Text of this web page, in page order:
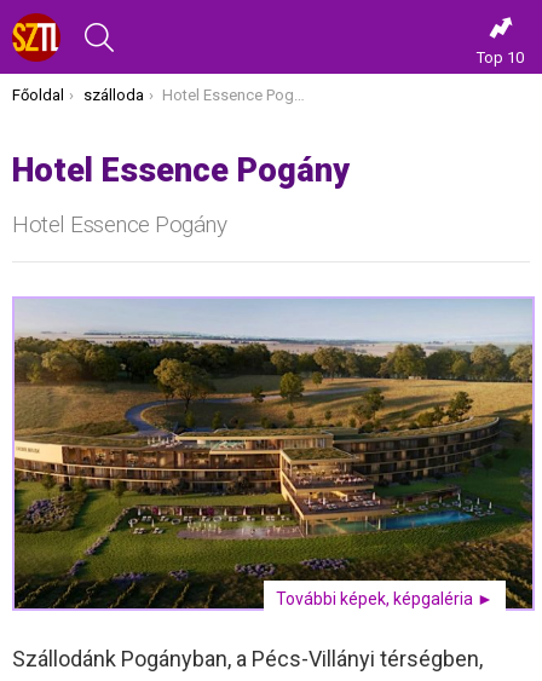
Top 10
Itt vagy most:
Főoldal szálloda Hotel Essence Pogány
Hotel Essence Pogány
Hotel Essence Pogány
További képek, képgaléria ►
Szállodánk Pogányban, a Pécs-Villányi térségben,